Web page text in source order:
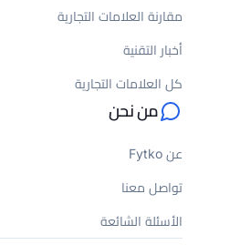
مقارنة العلامات التجارية
أخبار التقنية
كل العلامات التجارية
من نحن
عن Fytko
تواصل معنا
الأسئلة الشائعة